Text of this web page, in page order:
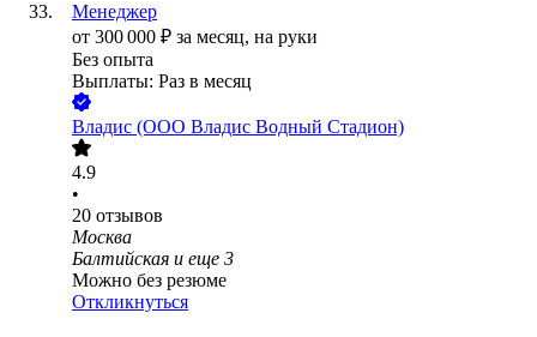
Менеджер
от 300 000 ₽ за месяц, на руки
Без опыта
Выплаты: Раз в месяц
Владис (ООО Владис Водный Стадион)
4.9
•
20 отзывов
Москва
Балтийская и еще 3
Можно без резюме
Откликнуться